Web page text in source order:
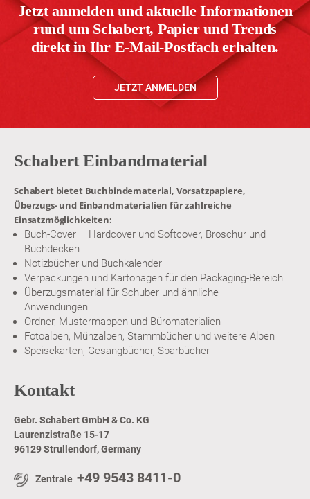
Jetzt anmelden und aktuelle Informationen
rund um Schabert, Papier und Trends
direkt in Ihr E-Mail-Postfach erhalten.
JETZT ANMELDEN
Schabert Einbandmaterial
Schabert bietet Buchbindematerial, Vorsatzpapiere,
Überzugs- und Einbandmaterialien für zahlreiche
Einsatzmöglichkeiten:
Buch-Cover – Hardcover und Softcover, Broschur und
Buchdecken
Notizbücher und Buchkalender
Verpackungen und Kartonagen für den Packaging-Bereich
Überzugsmaterial für Schuber und ähnliche
Anwendungen
Ordner, Mustermappen und Büromaterialien
Fotoalben, Münzalben, Stammbücher und weitere Alben
Speisekarten, Gesangbücher, Sparbücher
Kontakt
Gebr. Schabert GmbH & Co. KG
Laurenzistraße 15-17
96129 Strullendorf, Germany
Zentrale +49 9543 8411-0